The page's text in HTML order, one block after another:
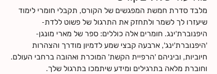
לחציכאןלמצוא מידע על החזרי ביטוח
מלבד סדרת חמשת המפגשים של הקורס, תקבלי חומרי לימוד
שיעזרו לך לשמר ולתחזק את התרגול של פשוט ללדת-
היפנוברת'ינג. חומרים אלה כוללים: ספר של מארי מונגן-
'היפנוברת'ינג', ארבעה קבצי שמע לדמיון מודרך והצהרות
חיוביות, וביניהם 'הרפיית הקשת' המוכרת ואהובה ברחבי העולם.
וחוברת מלאה בתרגילים ומידע שיתמכו בתרגול שלך.